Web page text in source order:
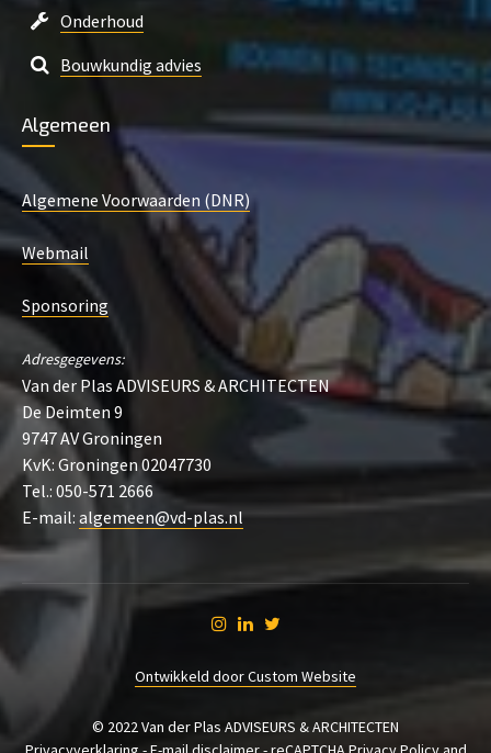
Onderhoud
Bouwkundig advies
Algemeen
Algemene Voorwaarden (DNR)
Webmail
Sponsoring
Adresgegevens:
Van der Plas ADVISEURS & ARCHITECTEN
De Deimten 9
9747 AV Groningen
KvK: Groningen 02047730
Tel.: 050-571 2666
E-mail: algemeen@vd-plas.nl
Ontwikkeld door Custom Website
© 2022 Van der Plas ADVISEURS & ARCHITECTEN